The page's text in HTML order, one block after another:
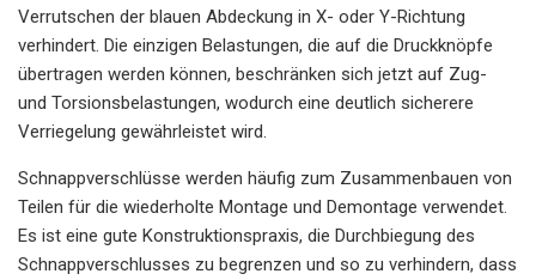
Verrutschen der blauen Abdeckung in X- oder Y-Richtung
verhindert. Die einzigen Belastungen, die auf die Druckknöpfe
übertragen werden können, beschränken sich jetzt auf Zug-
und Torsionsbelastungen, wodurch eine deutlich sicherere
Verriegelung gewährleistet wird.
Schnappverschlüsse werden häufig zum Zusammenbauen von
Teilen für die wiederholte Montage und Demontage verwendet.
Es ist eine gute Konstruktionspraxis, die Durchbiegung des
Schnappverschlusses zu begrenzen und so zu verhindern, dass